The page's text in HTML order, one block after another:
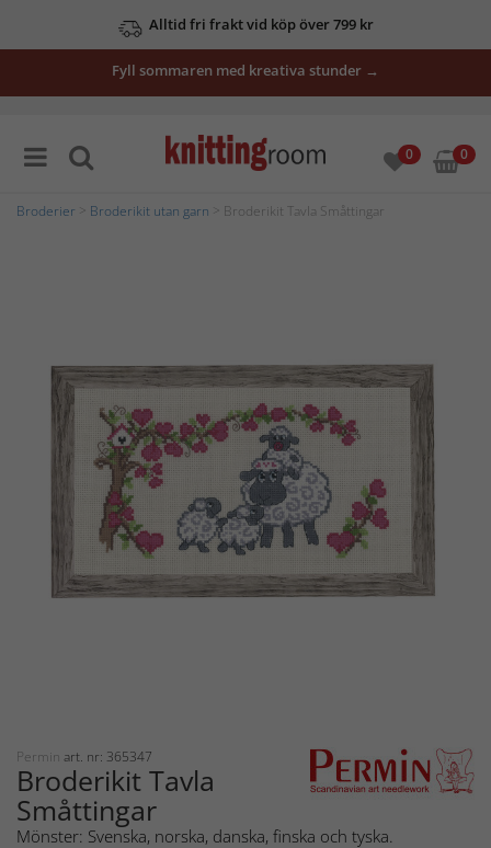
Alltid fri frakt vid köp över 799 kr
Fyll sommaren med kreativa stunder →
0 0
Broderier Broderikit utan garn > Broderikit Tavla Småttingar
Permin art. nr: 365347
Broderikit Tavla
Småttingar
Mönster: Svenska, norska, danska, finska och tyska.